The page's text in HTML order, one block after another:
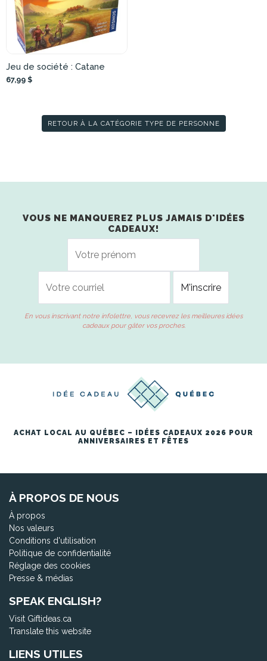
Jeu de société : Catane
67,99 $
RETOUR À LA CATÉGORIE TYPE DE PERSONNE
VOUS NE MANQUEREZ PLUS JAMAIS D'IDÉES
CADEAUX!
En vous inscrivant notre infolettre, vous recevrez les meilleures idées
cadeaux pour gâter vos proches.
ACHAT LOCAL AU QUÉBEC – IDÉES CADEAUX 2026 POUR
ANNIVERSAIRES ET FÊTES
À PROPOS DE NOUS
À propos
Nos valeurs
Conditions d'utilisation
Politique de confidentialité
Réglage des cookies
Presse & médias
SPEAK ENGLISH?
Visit Giftideas.ca
Translate this website
LIENS UTILES